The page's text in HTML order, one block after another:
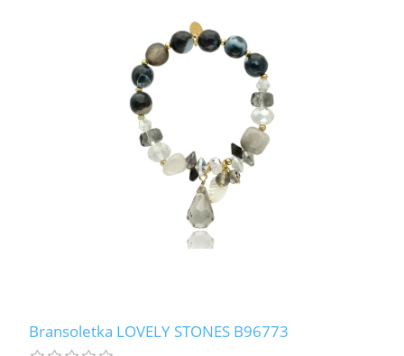
Bransoletka LOVELY STONES B96773